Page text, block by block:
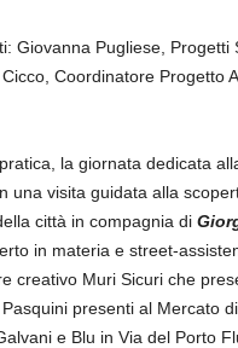
Giovanna Pugliese, Progetti
Coordinatore Progetto
la giornata dedicata
una visita guidata alla
città in compagnia di
in materia e street-
creativo Muri Sicuri che
presenti al Mercato
e Blu in Via del Porto